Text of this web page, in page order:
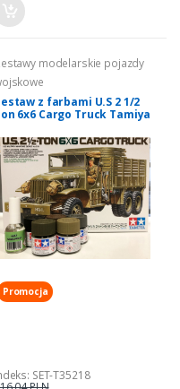
modelarskie pojazdy
z farbami U.S 2 1/2
6x6 Cargo Truck Tamiya
Promocja
SET-T35218